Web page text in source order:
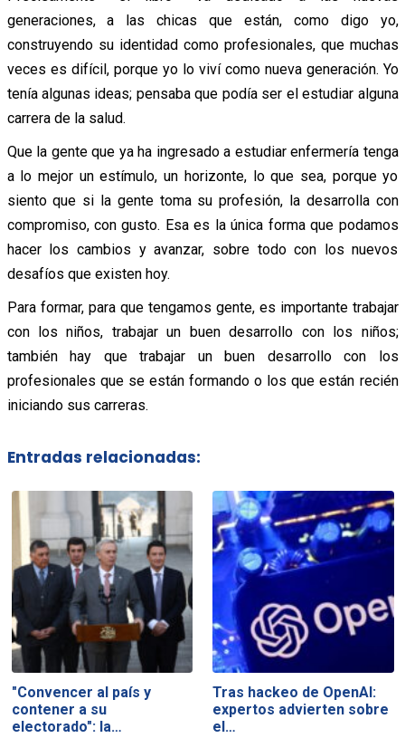
generaciones, a las chicas que están, como digo yo,
construyendo su identidad como profesionales, que muchas
veces es difícil, porque yo lo viví como nueva generación. Yo
tenía algunas ideas; pensaba que podía ser el estudiar alguna
carrera de la salud.
Que la gente que ya ha ingresado a estudiar enfermería tenga
a lo mejor un estímulo, un horizonte, lo que sea, porque yo
siento que si la gente toma su profesión, la desarrolla con
compromiso, con gusto. Esa es la única forma que podamos
hacer los cambios y avanzar, sobre todo con los nuevos
desafíos que existen hoy.
Para formar, para que tengamos gente, es importante trabajar
con los niños, trabajar un buen desarrollo con los niños;
también hay que trabajar un buen desarrollo con los
profesionales que se están formando o los que están recién
iniciando sus carreras.
Entradas relacionadas:
"Convencer al país y
contener a su
electorado": la…
Tras hackeo de OpenAI:
expertos advierten sobre
el…